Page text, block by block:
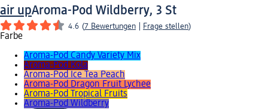
air upAroma-Pod Wildberry, 3 St
4.6 (7 Bewertungen Frage stellen)
Farbe
Aroma-Pod Candy Variety Mix
Aroma-Pod Kola
Aroma-Pod Ice Tea Peach
Aroma-Pod Dragon Fruit Lychee
Aroma-Pod Tropical Fruits
Aroma-Pod Wildberry